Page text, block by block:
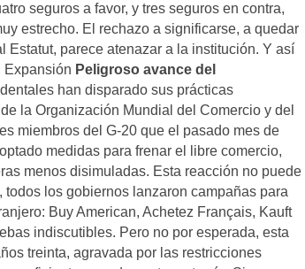
seguros a favor, y tres seguros en contra,
estrecho. El rechazo a significarse, a quedar
Estatut, parece atenazar a la institución. Y así
Expansión Peligroso avance del
han disparado sus prácticas
la Organización Mundial del Comercio y del
miembros del G-20 que el pasado mes de
medidas para frenar el libre comercio,
menos disimuladas. Esta reacción no puede
los gobiernos lanzaron campañas para
Buy American, Achetez Français, Kauft
indiscutibles. Pero no por esperada, esta
treinta, agravada por las restricciones